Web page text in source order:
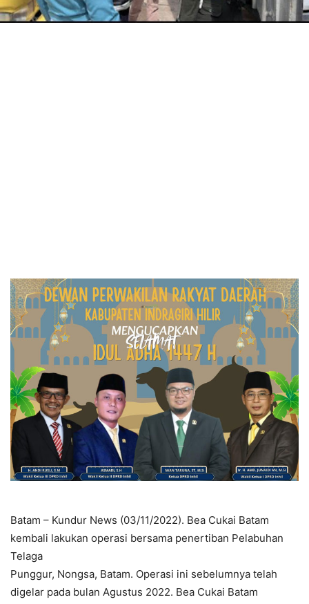
Batam – Kundur News (03/11/2022). Bea Cukai Batam
kembali lakukan operasi bersama penertiban Pelabuhan
Telaga
Punggur, Nongsa, Batam. Operasi ini sebelumnya telah
digelar pada bulan Agustus 2022. Bea Cukai Batam